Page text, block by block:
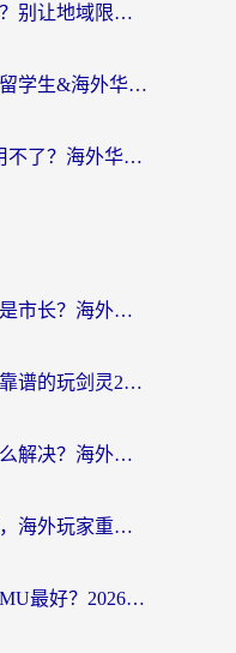
国外如何听国内音乐软件？别让地域限制，断了你的中文歌单
海外哪里能看奥运直播？留学生&海外华人必看的体育赛事观赛终极指南
12123交管在国外怎么使用不了？海外华人必看的无缝访问国内资源指南
意大利怎么玩模拟城市我是市长？海外党国服游戏加速终极攻略（附三国3量子特攻解决办法）
人在海外，如何选择一款靠谱的玩剑灵2加速器？
国外玩灌篮高手延迟高怎么解决？海外玩家国服游戏加速终极指南
非人学园加速器超级加速，海外玩家重返国服的通行证
国外用什么加速器玩奇迹MU最好？2026海外玩家国服游戏加速全攻略